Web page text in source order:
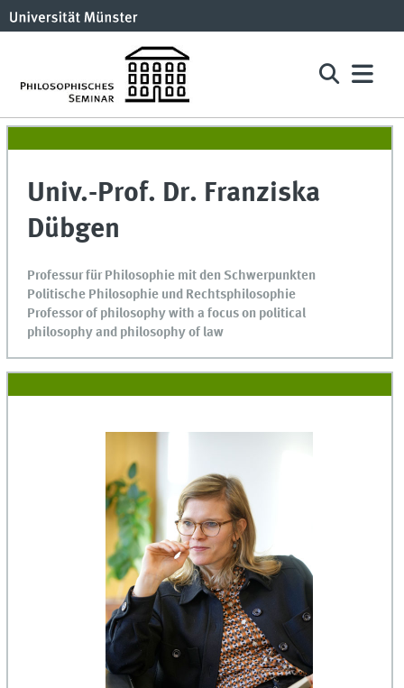
Univ.-Prof. Dr. Franziska
Dübgen
Professur für Philosophie mit den Schwerpunkten
Politische Philosophie und Rechtsphilosophie
Professor of philosophy with a focus on political
philosophy and philosophy of law